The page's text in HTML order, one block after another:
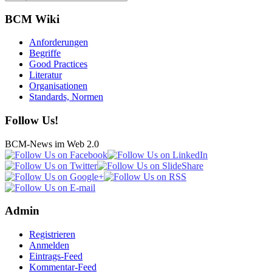
BCM Wiki
Anforderungen
Begriffe
Good Practices
Literatur
Organisationen
Standards, Normen
Follow Us!
BCM-News im Web 2.0
Admin
Registrieren
Anmelden
Eintrags-Feed
Kommentar-Feed